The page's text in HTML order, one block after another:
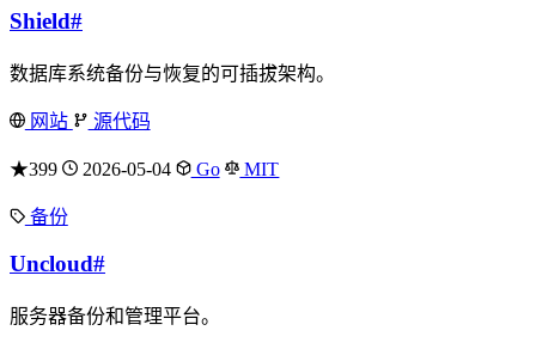
Shield#
数据库系统备份与恢复的可插拔架构。
网站 源代码
★399 2026-05-04 Go MIT
备份
Uncloud#
服务器备份和管理平台。